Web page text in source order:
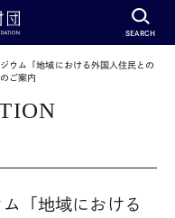
SEARCH
ウム「地域における外国人住民との
ご案内
「地域における